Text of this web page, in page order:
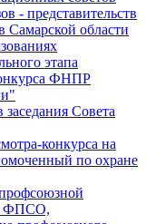
- представительств
области
этапа
ФНПР
Совета
конкурса на
по охране
ФПСО,